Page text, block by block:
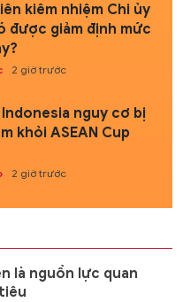
kiêm nhiệm Chi ủy
được giảm định mức
2 giờ trước
nguy cơ bị
khỏi ASEAN Cup
2 giờ trước
là nguồn lực quan